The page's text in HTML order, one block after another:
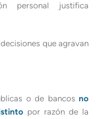
personal justifica
que agravan
o de bancos no
por razón de la